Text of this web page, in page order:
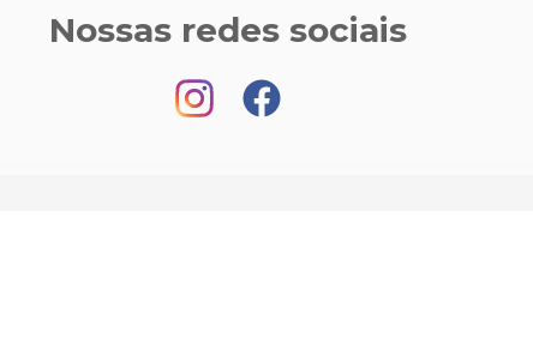
Nossas redes sociais